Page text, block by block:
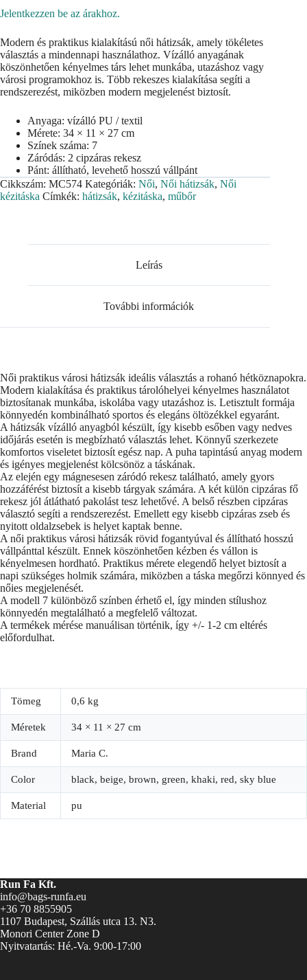
Jelentkezzen be az árakhoz.
Modern és praktikus kialakítású női hátizsák, amely tökéletes
választás a mindennapi használathoz. Vízálló anyagának
köszönhetően kényelmes társ lehet munkába, utazáshoz vagy
városi programokhoz is. Több rekeszes kialakítása segíti a
rendszerezést, miközben modern megjelenést biztosít.
Anyaga: vízálló PU / textil
Mérete: 34 × 11 × 27 cm
Színek száma: 7
Záródás: 2 cipzáras rekesz
Pánt: állítható, levehető hosszú vállpánt
Cikkszám: MC574 Kategóriák: Női, Női hátizsák, Női
kézitáska Címkék: hátizsák, kézitáska, műbőr
Leírás
További információk
Női praktikus városi hátizsák ideális választás a rohanó hétköznapokra.
Modern kialakítása és praktikus tárolóhelyei kényelmes használatot
biztosítanak munkába, iskolába vagy utazáshoz is. Letisztult formája
könnyedén kombinálható sportos és elegáns öltözékkel egyaránt.
A hátizsák vízálló anyagból készült, így kisebb esőben vagy nedves
időjárás esetén is megbízható választás lehet. Könnyű szerkezete
komfortos viseletet biztosít egész nap. A puha tapintású anyag modern
és igényes megjelenést kölcsönöz a táskának.
Az elején egy mágnesesen záródó rekesz található, amely gyors
hozzáférést biztosít a kisebb tárgyak számára. A két külön cipzáras fő
rekesz jól átlátható pakolást tesz lehetővé. A belső részben cipzáras
választó segíti a rendszerezést. Emellett egy kisebb cipzáras zseb és
nyitott oldalzsebek is helyet kaptak benne.
A női praktikus városi hátizsák rövid fogantyúval és állítható hosszú
vállpánttal készült. Ennek köszönhetően kézben és vállon is
kényelmesen hordható. Praktikus mérete elegendő helyet biztosít a
napi szükséges holmik számára, miközben a táska megőrzi könnyed és
nőies megjelenését.
A modell 7 különböző színben érhető el, így minden stílushoz
könnyedén megtalálható a megfelelő változat.
A termékek mérése manuálisan történik, így +/- 1-2 cm eltérés
előfordulhat.
Tömeg 0,6 kg
Méretek 34 × 11 × 27 cm
Brand Maria C.
Color black, beige, brown, green, khaki, red, sky blue
Material pu
Run Fa Kft.
info@bags-runfa.eu
+36 70 8855905
1107 Budapest, Szállás utca 13. N3.
Monori Center Zone D
Nyitvatartás: Hé.-Va. 9:00-17:00